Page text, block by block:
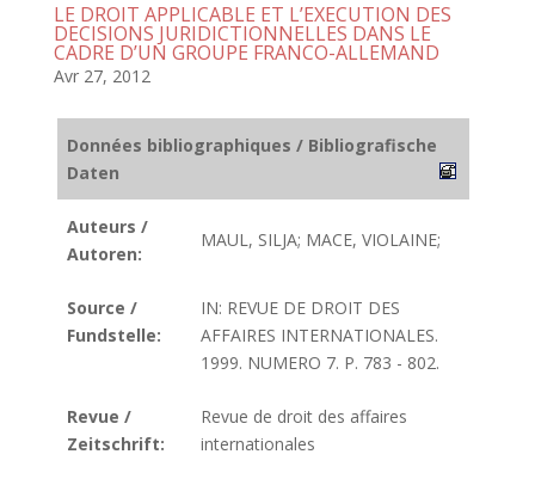
LE DROIT APPLICABLE ET L’EXECUTION DES
DECISIONS JURIDICTIONNELLES DANS LE
CADRE D’UN GROUPE FRANCO-ALLEMAND
Avr 27, 2012
Données bibliographiques / Bibliografische
Daten
Auteurs /
Autoren:
MAUL, SILJA; MACE, VIOLAINE;
Source /
Fundstelle:
IN: REVUE DE DROIT DES
AFFAIRES INTERNATIONALES.
1999. NUMERO 7. P. 783 - 802.
Revue /
Zeitschrift:
Revue de droit des affaires
internationales